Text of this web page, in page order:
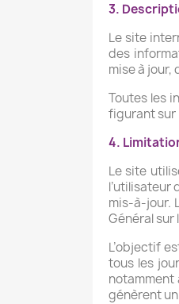
3.
Le site
des
mise à jour,
Toutes les
figurant sur
4.
Le site
l’utilisateur
mis-à-jour.
Général sur
L’objectif
tous les
notamment
génèrent